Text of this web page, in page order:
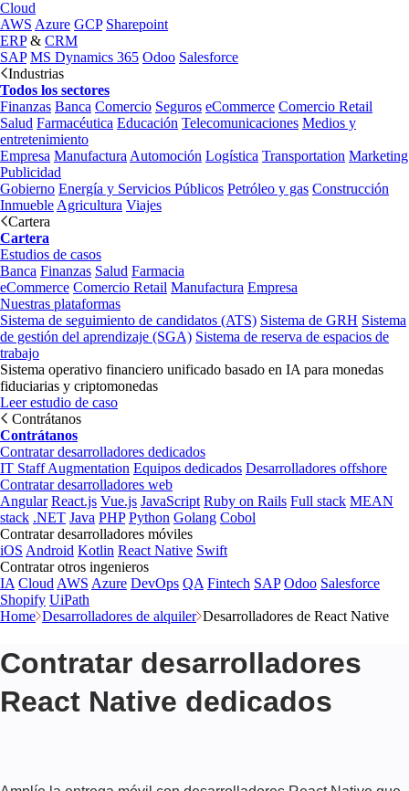
Cloud
AWS Azure GCP Sharepoint
ERP& CRM
SAP MS Dynamics 365 Odoo Salesforce
Industrias
Todos los sectores
Finanzas Banca Comercio Seguros eCommerce Comercio Retail
Salud Farmacéutica Educación Telecomunicaciones Medios y
entretenimiento
Empresa Manufactura Automoción Logística Transportation Marketing
Publicidad
Gobierno Energía y Servicios Públicos Petróleo y gas Construcción
Inmueble Agricultura Viajes
Cartera
Cartera
Estudios de casos
Banca Finanzas Salud Farmacia
eCommerce Comercio Retail Manufactura Empresa
Nuestras plataformas
Sistema de seguimiento de candidatos (ATS) Sistema de GRH Sistema
de gestión del aprendizaje (SGA) Sistema de reserva de espacios de
trabajo
Sistema operativo financiero unificado basado en IA para monedas
fiduciarias y criptomonedas
Leer estudio de caso
Contrátanos
Contrátanos
Contratar desarrolladores dedicados
IT Staff Augmentation Equipos dedicados Desarrolladores offshore
Contratar desarrolladores web
Angular React.js Vue.js JavaScript Ruby on Rails Full stack MEAN
stack .NET Java PHP Python Golang Cobol
Contratar desarrolladores móviles
iOS Android Kotlin React Native Swift
Contratar otros ingenieros
IA Cloud AWS Azure DevOps QA Fintech SAP Odoo Salesforce
Shopify UiPath
Home Desarrolladores de alquiler Desarrolladores de React Native
Contratar desarrolladores
React Native dedicados